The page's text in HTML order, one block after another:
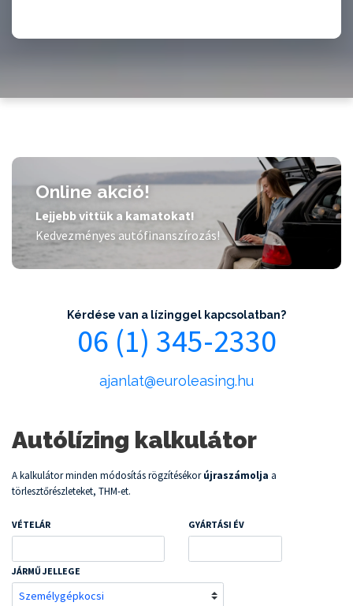
Online akció!
Lejjebb vittük a kamatokat!
Kedvezményes autófinanszírozás!
Kérdése van a lízinggel kapcsolatban?
06 (1) 345-2330
ajanlat@euroleasing.hu
Autólízing kalkulátor
A kalkulátor minden módosítás rögzítésékorújraszámolja a
törlesztőrészleteket, THM-et.
VÉTELÁR GYÁRTÁSI ÉV
JÁRMŰ JELLEGE